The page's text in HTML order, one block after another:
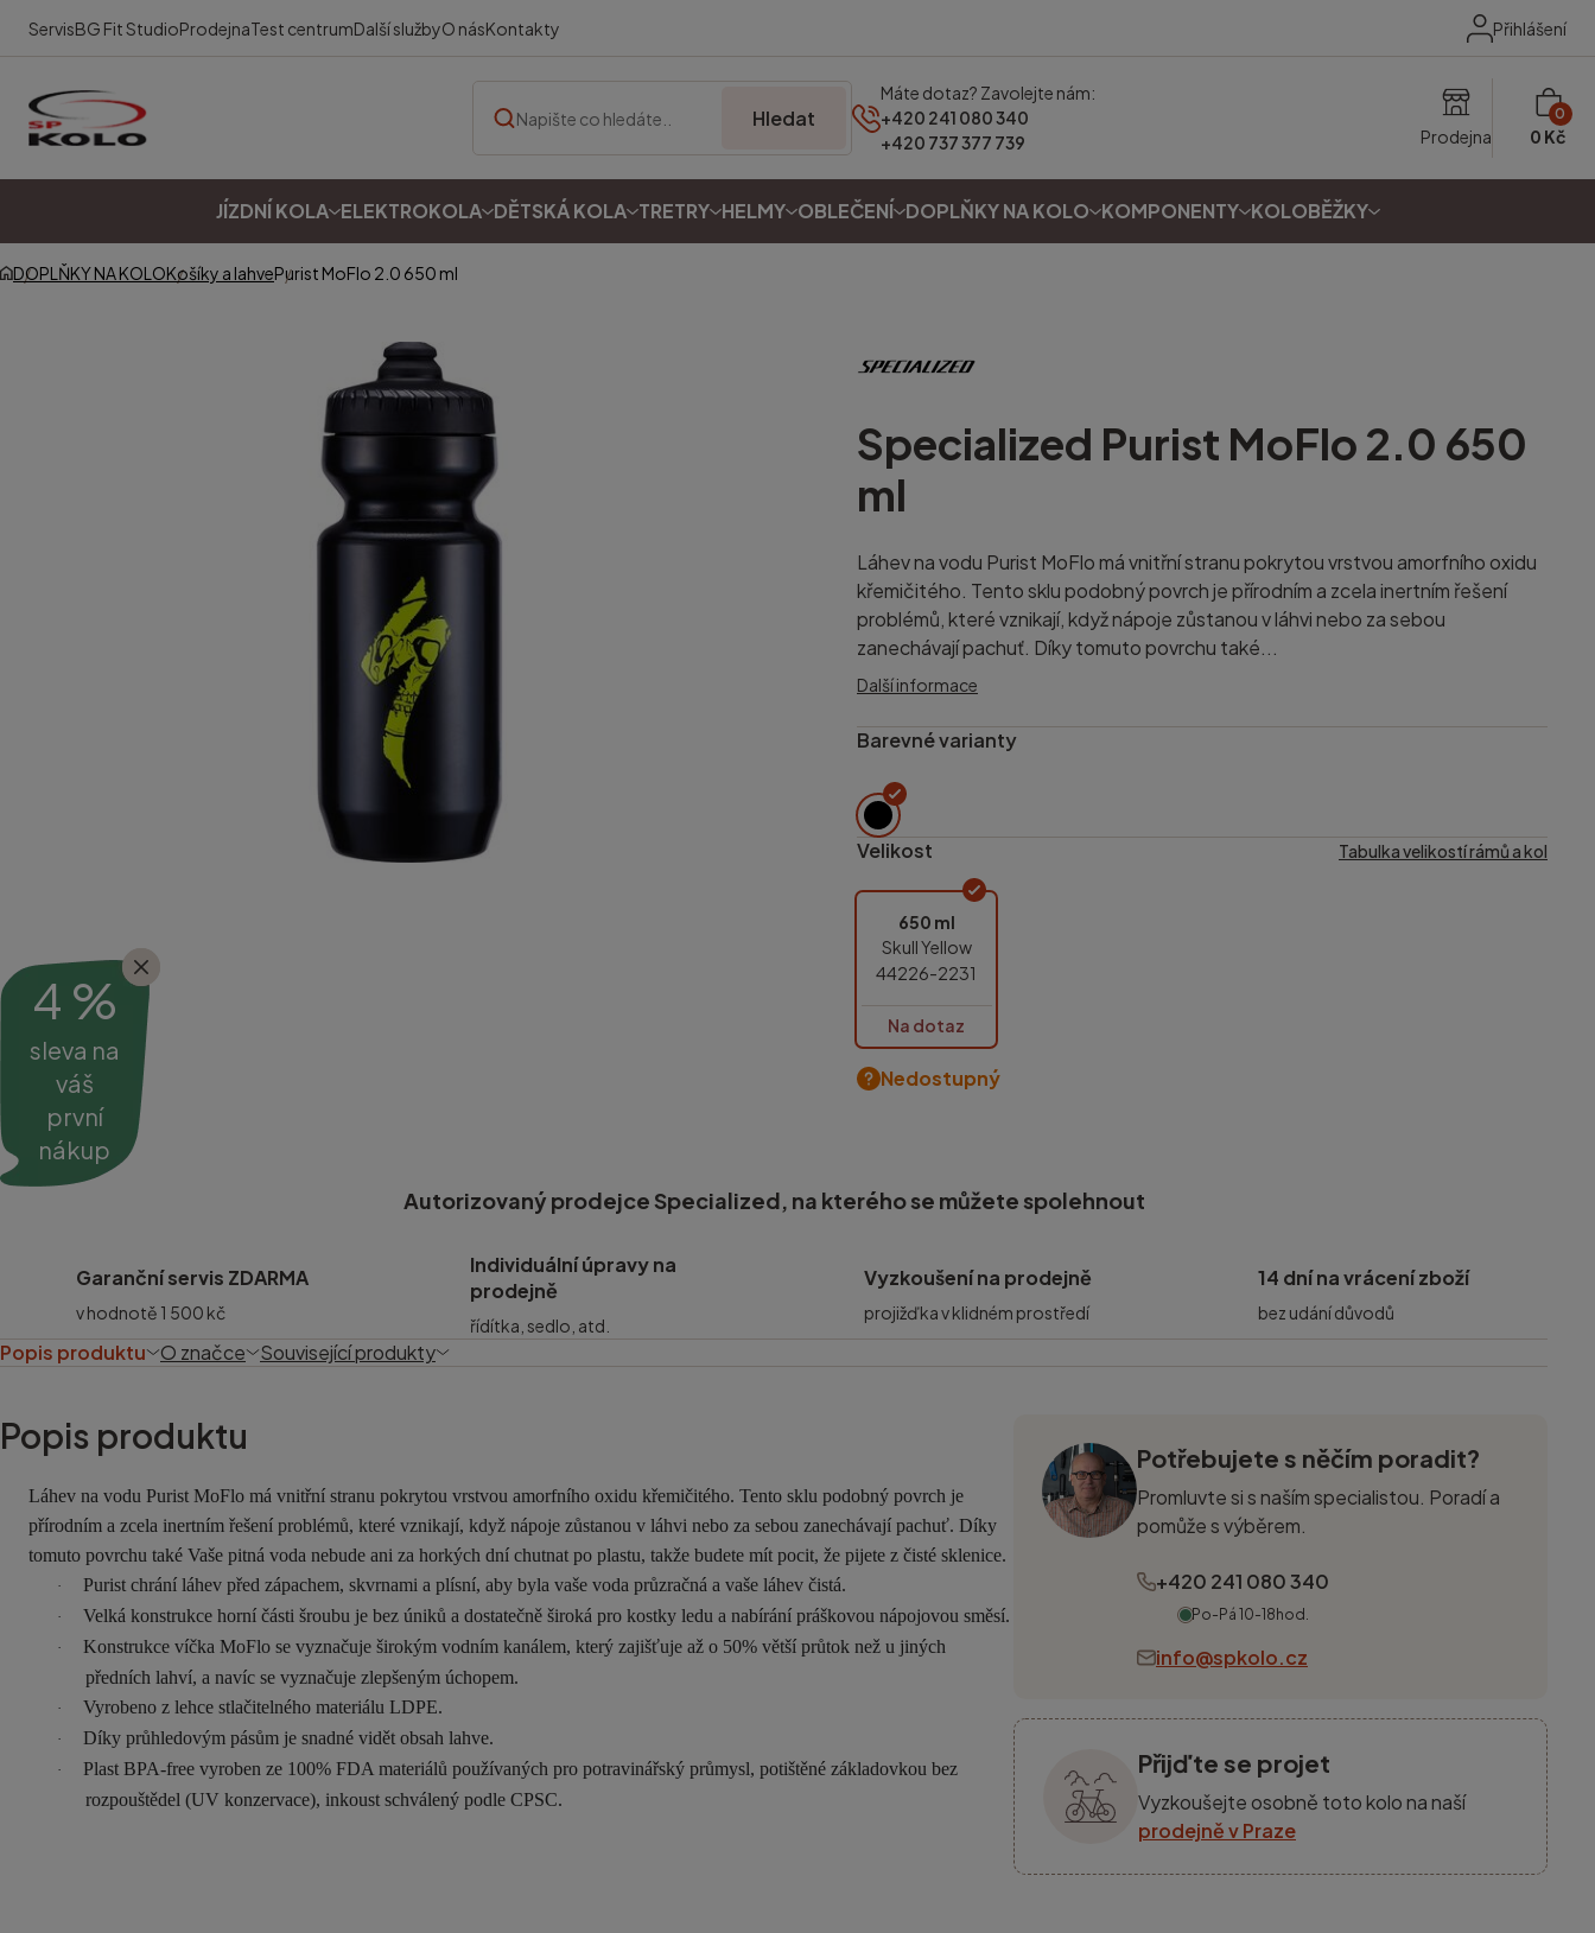
ServisBG Fit StudioProdejnaTest centrumDalší službyO násKontakty Přihlášení
Hledat
Máte dotaz? Zavolejte nám:
+420 241 080 340
+420 737 377 739
Prodejna
0
0 Kč
JÍZDNÍ KOLA ELEKTROKOLA DĚTSKÁ KOLA TRETRY HELMY OBLEČENÍ DOPLŇKY NA KOLO KOMPONENTY KOLOBĚŽKY
DOPLŇKY NA KOLOKošíky a lahvePurist MoFlo 2.0 650 ml
Specialized Purist MoFlo 2.0 650
ml
4 %
sleva na
váš
první
nákup
Láhev na vodu Purist MoFlo má vnitřní stranu pokrytou vrstvou amorfního oxidu
křemičitého. Tento sklu podobný povrch je přírodním a zcela inertním řešení
problémů, které vznikají, když nápoje zůstanou v láhvi nebo za sebou
zanechávají pachuť. Díky tomuto povrchu také...
Další informace
Barevné varianty
Velikost Tabulka velikostí rámů a kol
650 ml
Skull Yellow
44226-2231
Na dotaz
Nedostupný
Autorizovaný prodejce Specialized, na kterého se můžete spolehnout
Garanční servis ZDARMA
v hodnotě 1 500 kč
Individuální úpravy na
prodejně
řídítka, sedlo, atd.
Vyzkoušení na prodejně
projižďka v klidném prostředí
14 dní na vrácení zboží
bez udání důvodů
Popis produktu O značce Související produkty
Popis produktu
Láhev na vodu Purist MoFlo má vnitřní stranu pokrytou vrstvou amorfního oxidu křemičitého. Tento sklu podobný povrch je
přírodním a zcela inertním řešení problémů, které vznikají, když nápoje zůstanou v láhvi nebo za sebou zanechávají pachuť. Díky
tomuto povrchu také Vaše pitná voda nebude ani za horkých dní chutnat po plastu, takže budete mít pocit, že pijete z čisté sklenice.
· Purist chrání láhev před zápachem, skvrnami a plísní, aby byla vaše voda průzračná a vaše láhev čistá.
· Velká konstrukce horní části šroubu je bez úniků a dostatečně široká pro kostky ledu a nabírání práškovou nápojovou směsí.
·
Konstrukce víčka MoFlo se vyznačuje širokým vodním kanálem, který zajišťuje až o 50% větší průtok než u jiných
předních lahví, a navíc se vyznačuje zlepšeným úchopem.
· Vyrobeno z lehce stlačitelného materiálu LDPE.
· Díky průhledovým pásům je snadné vidět obsah lahve.
·
Plast BPA-free vyroben ze 100% FDA materiálů používaných pro potravinářský průmysl, potištěné základovkou bez
rozpouštědel (UV konzervace), inkoust schválený podle CPSC.
Potřebujete s něčím poradit?
Promluvte si s naším specialistou. Poradí a
pomůže s výběrem.
+420 241 080 340
Po-Pá 10-18hod.
info@spkolo.cz
Přijďte se projet
Vyzkoušejte osobně toto kolo na naší
prodejně v Praze